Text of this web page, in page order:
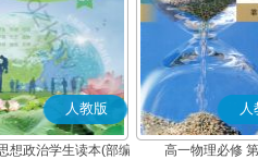
人教版
想政治学生读本(部编
人
高一物理必修